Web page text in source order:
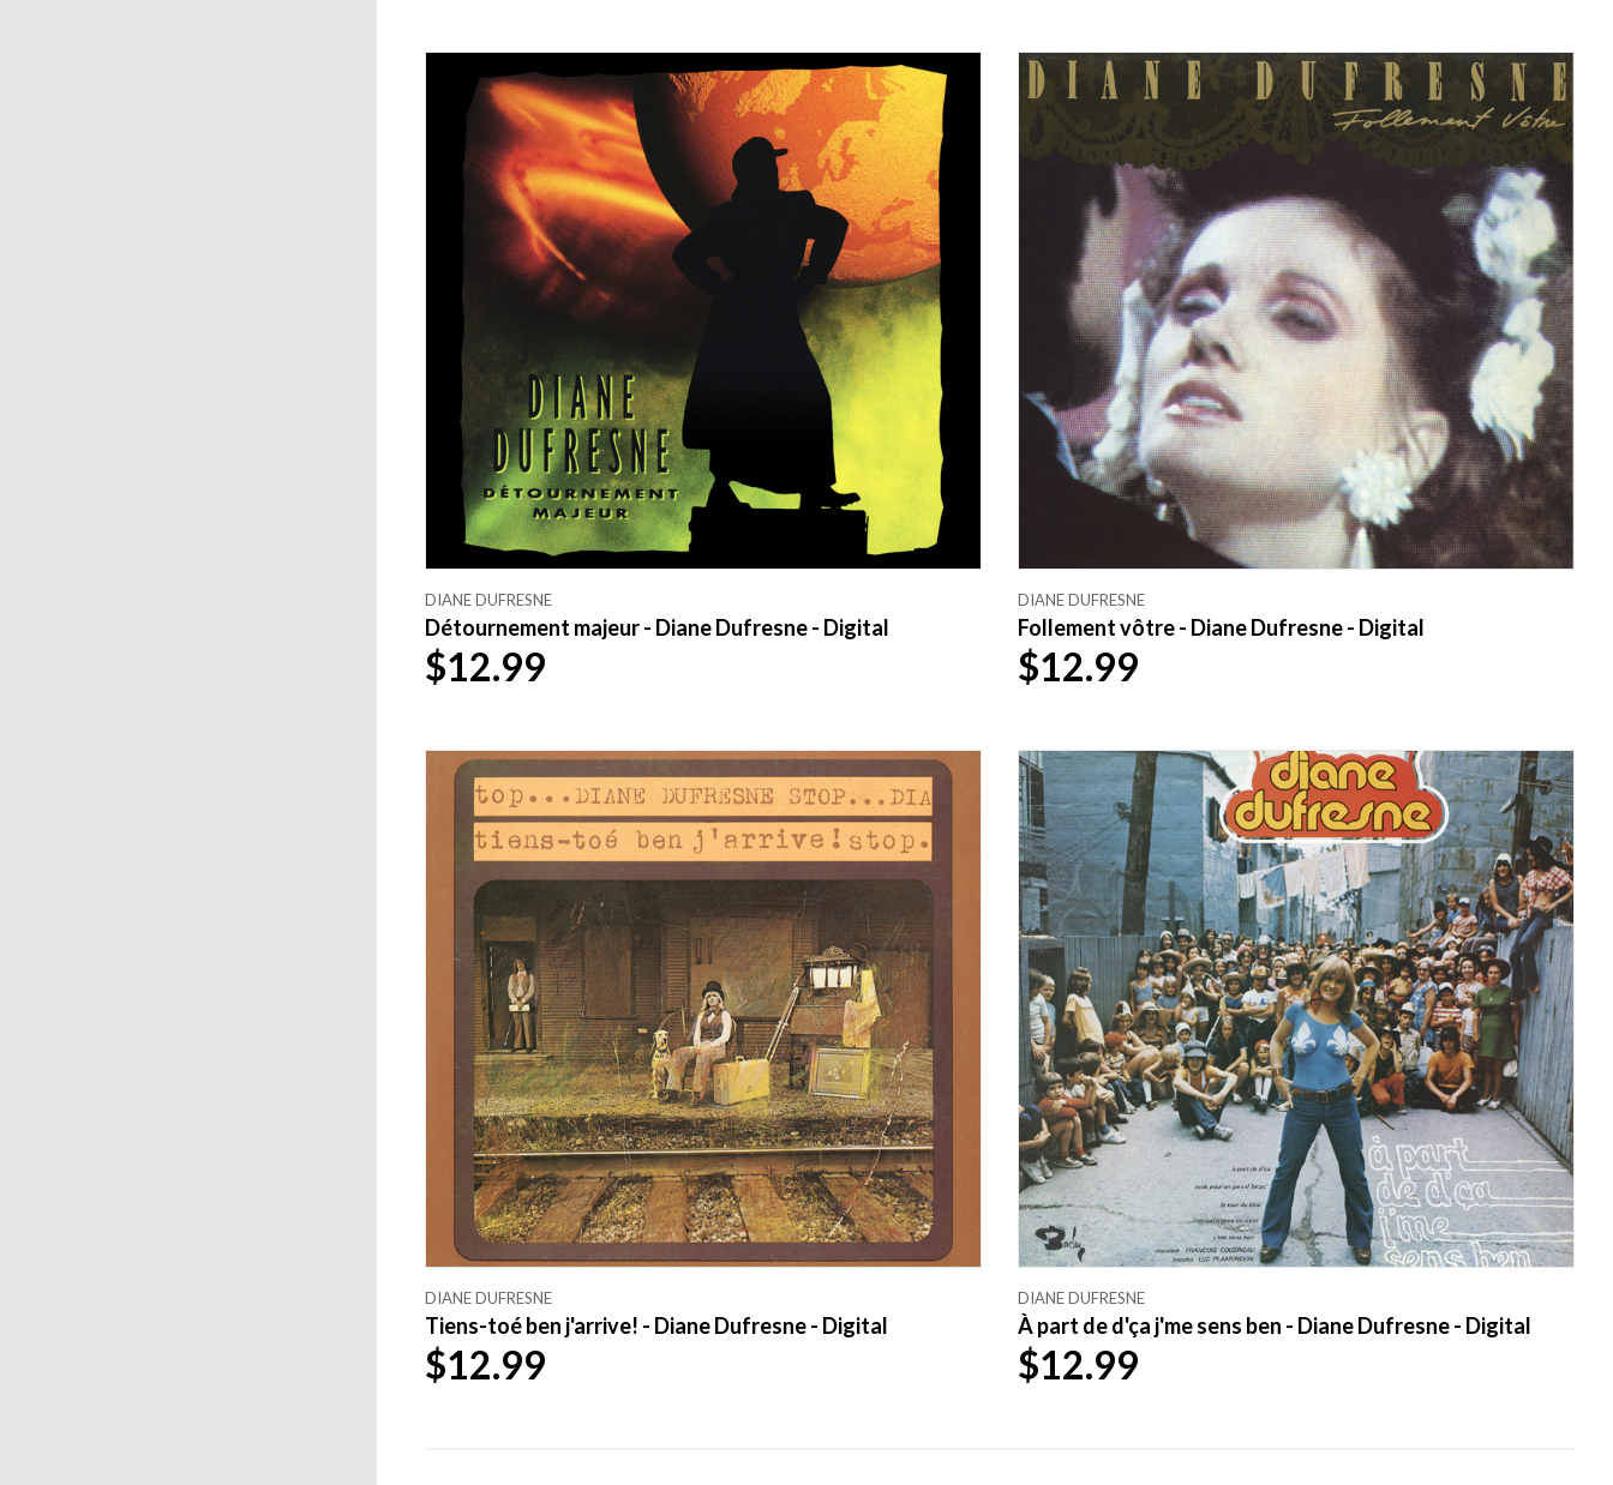
DIANE DUFRESNE
Détournement majeur - Diane Dufresne - Digital
$12.99
DIANE DUFRESNE
Follement vôtre - Diane Dufresne - Digital
$12.99
DIANE DUFRESNE
Tiens-toé ben j'arrive! - Diane Dufresne - Digital
$12.99
DIANE DUFRESNE
À part de d'ça j'me sens ben - Diane Dufresne - Digital
$12.99